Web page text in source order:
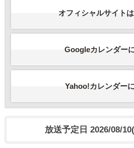
オフィシャルサイト
Googleカレンダー
Yahoo!カレンダー
放送予定日 2026/08/